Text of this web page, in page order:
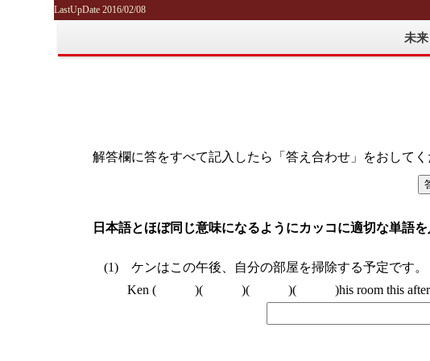
LastUpDate 2016/02/08
未来
解答欄に答をすべて記入したら「答え合わせ」をおしてく
日本語とほぼ同じ意味になるようにカッコに適切な単語を
ケンはこの午後、自分の部屋を掃除する予定です。
Ken ( )( )( )( )his room this